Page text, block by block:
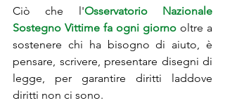
Ciò che l'Osservatorio Nazionale
Sostegno Vittime fa ogni giorno oltre a
sostenere chi ha bisogno di aiuto, è
pensare, scrivere, presentare disegni di
legge, per garantire diritti laddove
diritti non ci sono.